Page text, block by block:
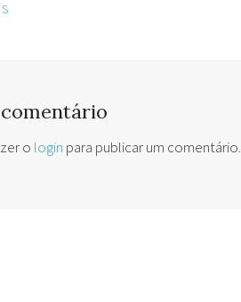
o login para publicar um comentário.